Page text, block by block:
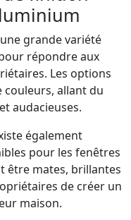
grande variété
répondre aux
Les options
allant du
audacieuses.
également
pour les fenêtres
être mates, brillantes
de créer un
maison.